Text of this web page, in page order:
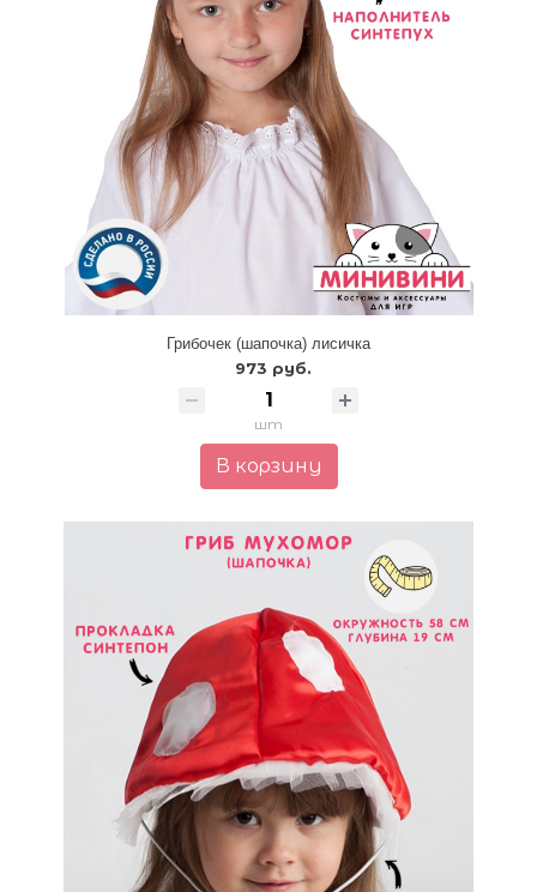
Грибочек (шапочка) лисичка
973 руб.
шт
В корзину